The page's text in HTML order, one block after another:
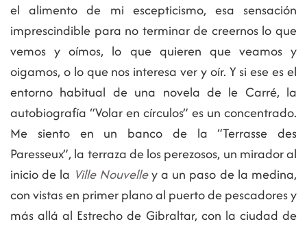
el alimento de mi escepticismo, esa sensación
imprescindible para no terminar de creernos lo que
vemos y oímos, lo que quieren que veamos y
oigamos, o lo que nos interesa ver y oír. Y si ese es el
entorno habitual de una novela de le Carré, la
autobiografía “Volar en círculos” es un concentrado.
Me siento en un banco de la “Terrasse des
Paresseux”, la terraza de los perezosos, un mirador al
inicio de la Ville Nouvelley a un paso de la medina,
con vistas en primer plano al puerto de pescadores y
más allá al Estrecho de Gibraltar, con la ciudad de